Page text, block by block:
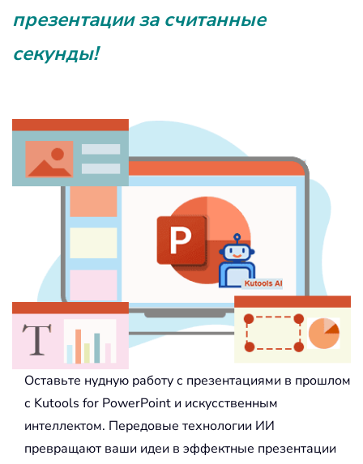
презентации за считанные
секунды!
Оставьте нудную работу с презентациями в прошлом
с Kutools for PowerPoint и искусственным
интеллектом. Передовые технологии ИИ
превращают ваши идеи в эффектные презентации